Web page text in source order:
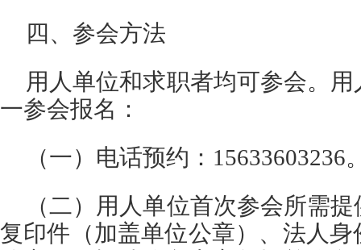
四、参会方法
用人单位和求职者均可参会。
一参会报名：
（一）电话预约：15633603236
（二）用人单位首次参会所需
复印件（加盖单位公章）、法人